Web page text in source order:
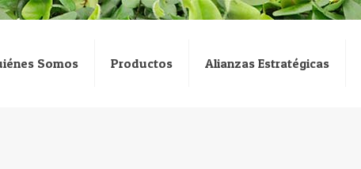
Somos Productos Alianzas Estratégicas